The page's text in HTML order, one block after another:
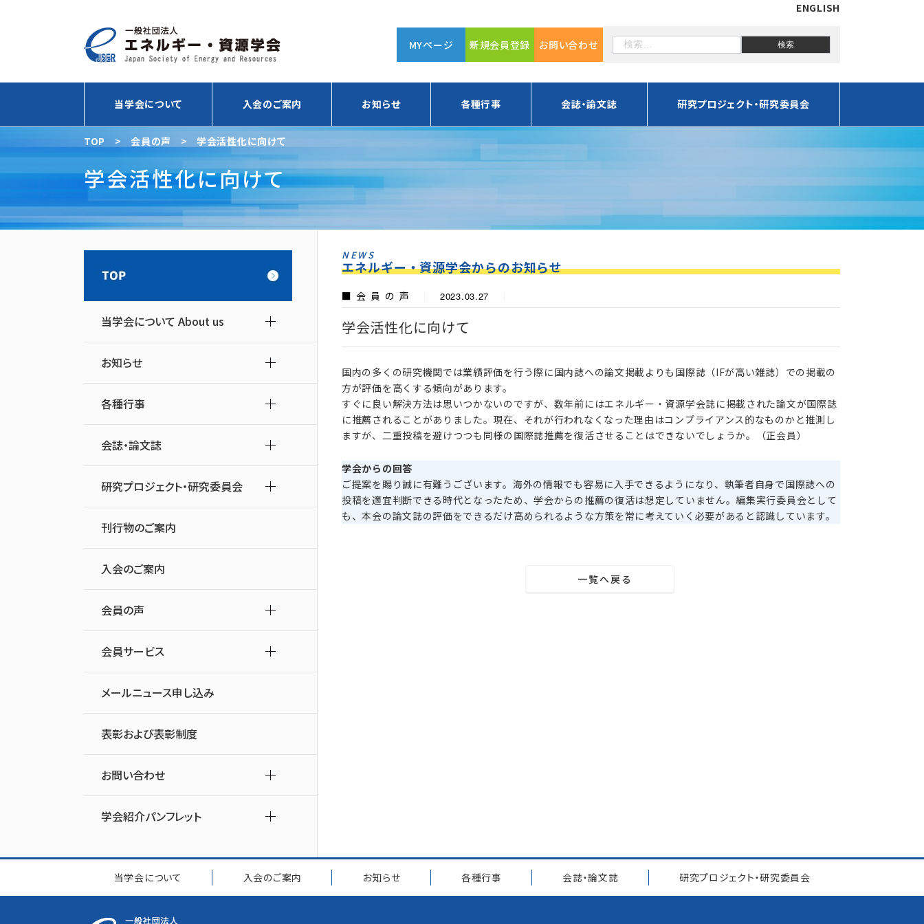
ENGLISH
MYページ 新規会員登録 お問い合わせ
当学会について 入会のご案内 お知らせ 各種行事 会誌・論文誌 研究プロジェクト・研究委員会
TOP > 会員の声 > 学会活性化に向けて
学会活性化に向けて
当学会について About us
お知らせ
各種行事
会誌・論文誌
研究プロジェクト・研究委員会
刊行物のご案内
入会のご案内
会員の声
会員サービス
メールニュース申し込み
表彰および表彰制度
お問い合わせ
学会紹介パンフレット
NEWS
エネルギー・資源学会からのお知らせ
会員の声 2023.03.27
学会活性化に向けて
国内の多くの研究機関では業績評価を行う際に国内誌への論文掲載よりも国際誌（IFが高い雑誌）での掲載の
方が評価を高くする傾向があります。
すぐに良い解決方法は思いつかないのですが、数年前にはエネルギー・資源学会誌に掲載された論文が国際誌
に推薦されることがありました。現在、それが行われなくなった理由はコンプライアンス的なものかと推測し
ますが、二重投稿を避けつつも同様の国際誌推薦を復活させることはできないでしょうか。（正会員）
学会からの回答
ご提案を賜り誠に有難うございます。海外の情報でも容易に入手できるようになり、執筆者自身で国際誌への
投稿を適宜判断できる時代となったため、学会からの推薦の復活は想定していません。編集実行委員会として
も、本会の論文誌の評価をできるだけ高められるような方策を常に考えていく必要があると認識しています。
一覧へ戻る
当学会について 入会のご案内 お知らせ 各種行事 会誌・論文誌 研究プロジェクト・研究委員会